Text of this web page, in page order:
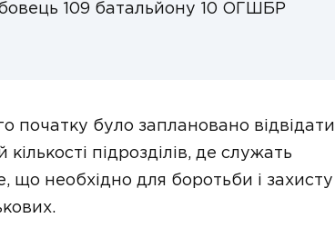
109 батальйону 10 ОГШБР
початку було заплановано відвідати
підрозділів, де служать
що необхідно для боротьби і захисту